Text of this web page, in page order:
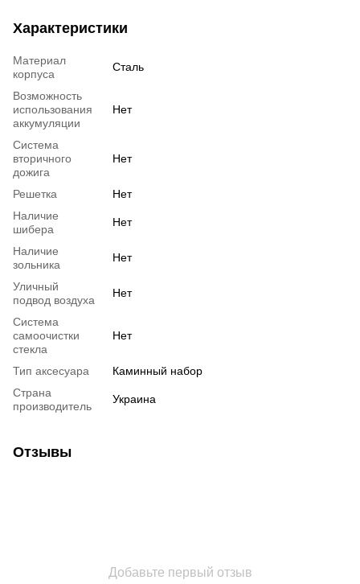
Характеристики
Материал
корпуса
Сталь
Возможность
использования
аккумуляции
Нет
Система
вторичного
дожига
Нет
Решетка
Нет
Наличие
шибера
Нет
Наличие
зольника
Нет
Уличный
подвод воздуха
Нет
Система
самоочистки
стекла
Нет
Тип аксесуара
Каминный набор
Страна
производитель
Украина
Отзывы
Добавьте первый отзыв